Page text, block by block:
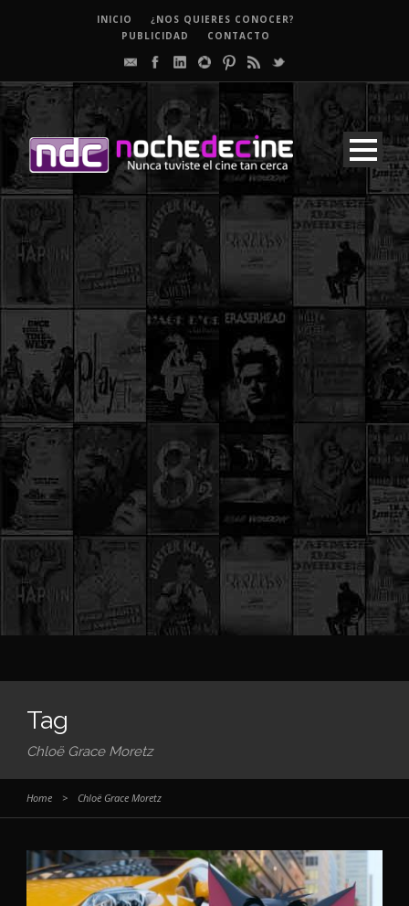
INICIO
¿NOS QUIERES CONOCER?
PUBLICIDAD
CONTACTO
Tag
Chloë Grace Moretz
Home > Chloë Grace Moretz